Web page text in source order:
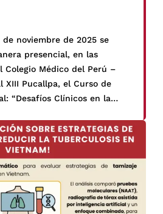
de noviembre de 2025 se
presencial, en las
Colegio Médico del Perú –
XIII Pucallpa, el Curso de
“Desafíos Clínicos en la
las competencias
prevalentes